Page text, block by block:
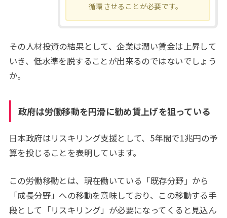
循環させることが必要です。
その人材投資の結果として、企業は潤い賃金は上昇して
いき、低水準を脱することが出来るのではないでしょう
か。
政府は労働移動を円滑に勧め賃上げを狙っている
日本政府はリスキリング支援として、5年間で1兆円の予
算を投じることを表明しています。
この労働移動とは、現在働いている「既存分野」から
「成長分野」への移動を意味しており、この移動する手
段として「リスキリング」が必要になってくると見込ん